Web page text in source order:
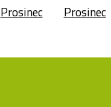
Prosinec
Prosinec